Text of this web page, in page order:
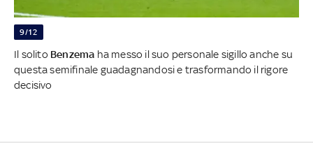
9/12
Il solito Benzema ha messo il suo personale sigillo anche su
questa semifinale guadagnandosi e trasformando il rigore
decisivo